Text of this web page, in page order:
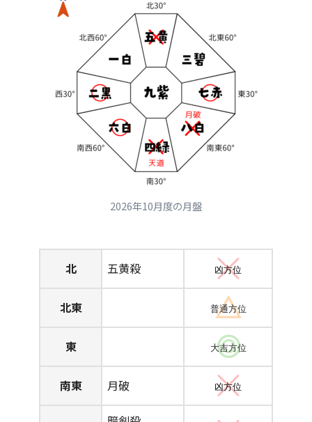
2026年10月度の月盤
北 五黄殺 凶方位
北東 普通方位
東 大吉方位
南東 月破 凶方位